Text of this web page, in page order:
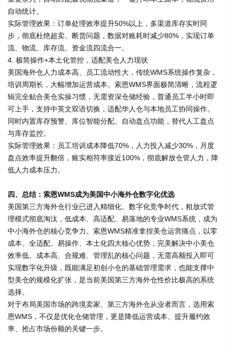
自动统计。
实际管理效果：订单处理效率提升50%以上，多渠道库存实时同
步，彻底杜绝超卖、断货问题，数据对账耗时减少80%，实现订单
流、物流、库存流、资金流四流合一。
4. 极简操作+本土化管控，适配美仓人力现状
美国海外仓人力成本高、员工流动性大，传统WMS系统操作复杂，
培训周期长，大幅增加运营成本。索恩WMS界面极简清晰，流程逻
辑完全贴合美仓实操习惯，无需资深仓储经验，普通员工半小时即
可上手，支持中英文双语切换，适配华人仓与本地员工协同操作。
同时内置库存预警、库位智能分配、自动盘点功能，替代人工盘点
与库存监控。
实际管理效果：员工培训成本降低70%，人力投入减少30%，月度
盘点效率提升翻倍，账实相符率接近100%，彻底解放仓管人力，降
低人力成本压力。
四、总结：索恩WMS成为美国中小海外仓数字化优选
美国第三方海外仓行业已进入精细化、数字化竞争时代，粗放式管
理模式彻底淘汰，低成本、高适配、易落地的专业WMS系统，成为
中小海外仓的核心竞争力。索恩WMS精准拿捏美仓运营痛点，以零
成本、全适配、易操作、本土化四大核心优势，完美解决中小美仓
效率低、成本高、合规难、管理乱的核心问题，无需高额投入即可
实现数字化升级，既能满足初创小仓的基础管理需求，也能支撑中
型美仓的规模化扩张，是当前美国第三方海外仓性价比极高的系统
选择。
对于布局美国市场的跨境卖家、第三方海外仓从业者而言，选用索
恩WMS，不仅是优化仓储管理，更是降低运营成本、提升履约效
率、抢占市场份额的关键一步。